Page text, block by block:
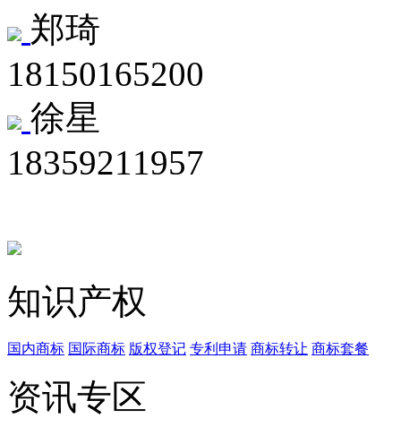
郑琦
18150165200
徐星
18359211957
知识产权
国内商标 国际商标 版权登记 专利申请 商标转让 商标套餐
资讯专区